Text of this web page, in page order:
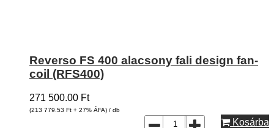
Reverso FS 400 alacsony fali design fan-
coil (RFS400)
271 500.00 Ft
(213 779.53 Ft + 27% ÁFA) / db
Kosárba